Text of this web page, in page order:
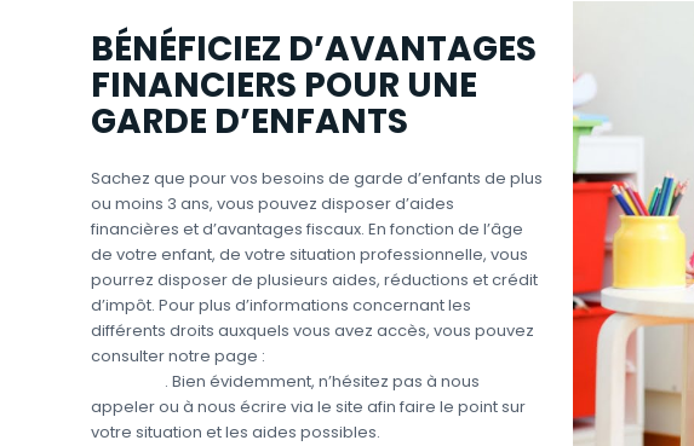
BÉNÉFICIEZ D’AVANTAGES
FINANCIERS POUR UNE
GARDE D’ENFANTS
Sachez que pour vos besoins de garde d’enfants de plus
ou moins 3 ans, vous pouvez disposer d’aides
financières et d’avantages fiscaux. En fonction de l’âge
de votre enfant, de votre situation professionnelle, vous
pourrez disposer de plusieurs aides, réductions et crédit
d’impôt. Pour plus d’informations concernant les
différents droits auxquels vous avez accès, vous pouvez
consulter notre page :
. Bien évidemment, n’hésitez pas à nous
appeler ou à nous écrire via le site afin faire le point sur
votre situation et les aides possibles.